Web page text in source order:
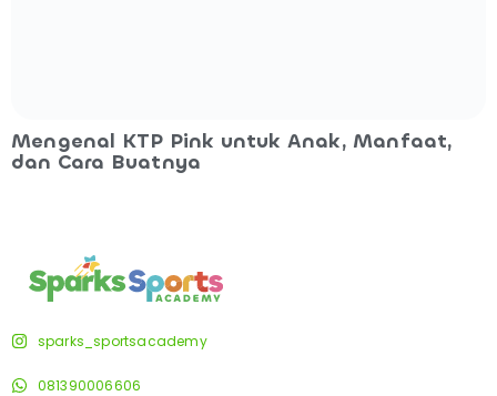
Mengenal KTP Pink untuk Anak, Manfaat,
dan Cara Buatnya
sparks_sportsacademy
081390006606